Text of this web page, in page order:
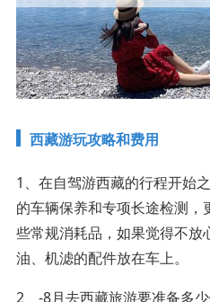
西藏游玩攻略和费用
1、在自驾游西藏的行程开始
的车辆保养和专项长途检测
些常规消耗品，如果觉得不
油、机滤的配件放在车上。
2、-8月去西藏旅游要准备多